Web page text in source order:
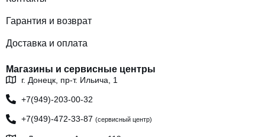
Гарантия и возврат
Доставка и оплата
Магазины и сервисные центры
г. Донецк, пр-т. Ильича, 1
+7(949)-203-00-32
+7(949)-472-33-87(сервисный центр)